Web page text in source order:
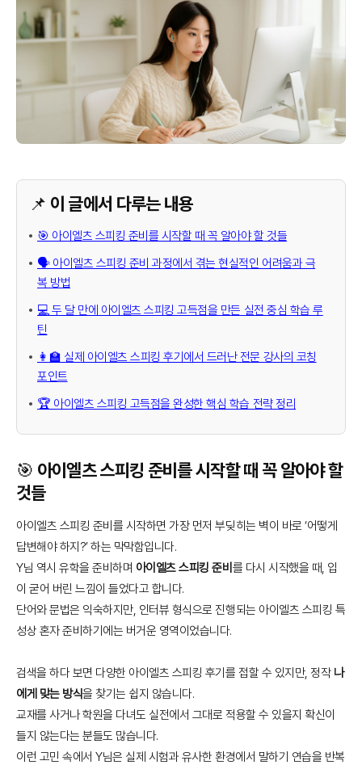
📌 이 글에서 다루는 내용
🎯 아이엘츠 스피킹 준비를 시작할 때 꼭 알아야 할 것들
🗣️ 아이엘츠 스피킹 준비 과정에서 겪는 현실적인 어려움과 극
복 방법
💻 두 달 만에 아이엘츠 스피킹 고득점을 만든 실전 중심 학습 루
틴
👩‍🏫 실제 아이엘츠 스피킹 후기에서 드러난 전문 강사의 코칭
포인트
🏆 아이엘츠 스피킹 고득점을 완성한 핵심 학습 전략 정리
🎯 아이엘츠 스피킹 준비를 시작할 때 꼭 알아야 할
것들
아이엘츠 스피킹 준비를 시작하면 가장 먼저 부딪히는 벽이 바로 ‘어떻게
답변해야 하지?’ 하는 막막함입니다.
Y님 역시 유학을 준비하며 아이엘츠 스피킹 준비 를 다시 시작했을 때, 입
이 굳어 버린 느낌이 들었다고 합니다.
단어와 문법은 익숙하지만, 인터뷰 형식으로 진행되는 아이엘츠 스피킹 특
성상 혼자 준비하기에는 버거운 영역이었습니다.
검색을 하다 보면 다양한 아이엘츠 스피킹 후기를 접할 수 있지만, 정작 나
에게 맞는 방식을 찾기는 쉽지 않습니다.
교재를 사거나 학원을 다녀도 실전에서 그대로 적용할 수 있을지 확신이
들지 않는다는 분들도 많습니다.
이런 고민 속에서 Y님은 실제 시험과 유사한 환경에서 말하기 연습을 반복